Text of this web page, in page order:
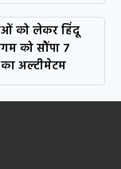
को लेकर हिंदू
को सौंपा 7
का अल्टीमेटम